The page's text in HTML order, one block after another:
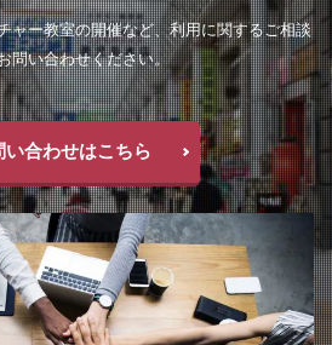
ャー教室の開催など、利用に関するご相談
問い合わせください。
い合わせはこちら